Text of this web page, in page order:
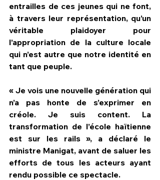
entrailles de ces jeunes qui ne font,
à travers leur représentation, qu’un
véritable plaidoyer pour
l’appropriation de la culture locale
qui n’est autre que notre identité en
tant que peuple.
« Je vois une nouvelle génération qui
n’a pas honte de s’exprimer en
créole. Je suis content. La
transformation de l’école haïtienne
est sur les rails », a déclaré le
ministre Manigat, avant de saluer les
efforts de tous les acteurs ayant
rendu possible ce spectacle.